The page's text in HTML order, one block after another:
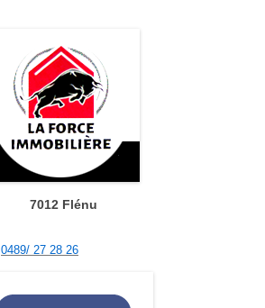
7012 Flénu
0489/ 27 28 26